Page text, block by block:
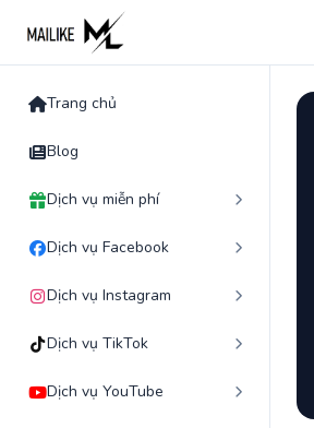
content
Trang chủ
Blog
Dịch vụ miễn phí
Dịch vụ Facebook
Dịch vụ Instagram
Dịch vụ TikTok
Dịch vụ YouTube